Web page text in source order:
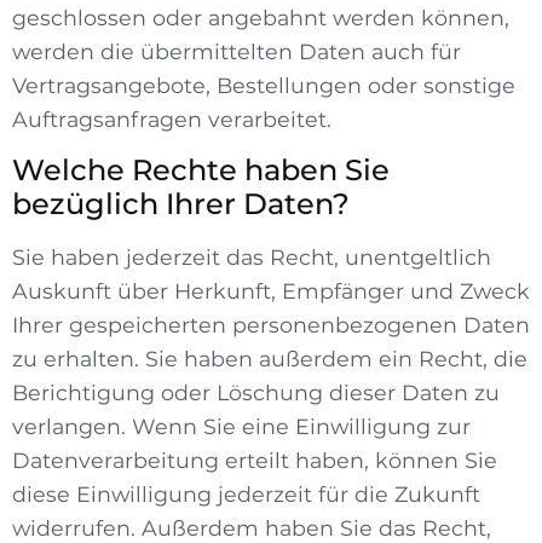
geschlossen oder angebahnt werden können,
werden die übermittelten Daten auch für
Vertragsangebote, Bestellungen oder sonstige
Auftragsanfragen verarbeitet.
Welche Rechte haben Sie
bezüglich Ihrer Daten?
Sie haben jederzeit das Recht, unentgeltlich
Auskunft über Herkunft, Empfänger und Zweck
Ihrer gespeicherten personenbezogenen Daten
zu erhalten. Sie haben außerdem ein Recht, die
Berichtigung oder Löschung dieser Daten zu
verlangen. Wenn Sie eine Einwilligung zur
Datenverarbeitung erteilt haben, können Sie
diese Einwilligung jederzeit für die Zukunft
widerrufen. Außerdem haben Sie das Recht,